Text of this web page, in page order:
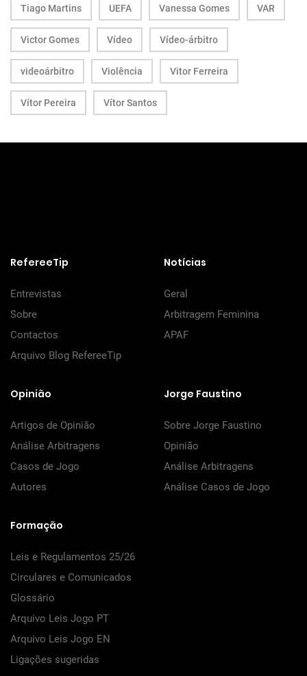
Tiago Martins UEFA Vanessa Gomes VAR
Victor Gomes Vídeo Vídeo-árbitro
videoárbitro Violência Vitor Ferreira
Vítor Pereira Vítor Santos
RefereeTip
Entrevistas
Sobre
Contactos
Arquivo Blog RefereeTip
Notícias
Geral
Arbitragem Feminina
APAF
Opinião
Artigos de Opinião
Análise Arbitragens
Casos de Jogo
Autores
Jorge Faustino
Sobre Jorge Faustino
Opinião
Análise Arbitragens
Análise Casos de Jogo
Formação
Leis e Regulamentos 25/26
Circulares e Comunicados
Glossário
Arquivo Leis Jogo PT
Arquivo Leis Jogo EN
Ligações sugeridas